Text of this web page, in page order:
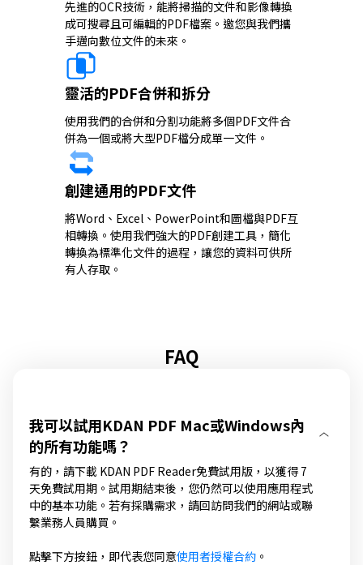
先進的OCR技術，能將掃描的文件和影像轉換
成可搜尋且可編輯的PDF檔案。邀您與我們攜
手邁向數位文件的未來。
靈活的PDF合併和拆分
使用我們的合併和分割功能將多個PDF文件合
併為一個或將大型PDF檔分成單一文件。
創建通用的PDF文件
將Word、Excel、PowerPoint和圖檔與PDF互
相轉換。使用我們強大的PDF創建工具，簡化
轉換為標準化文件的過程，讓您的資料可供所
有人存取。
FAQ
我可以試用KDAN PDF Mac或Windows內
的所有功能嗎？
有的，請下載 KDAN PDF Reader免費試用版，以獲得 7
天免費試用期。試用期結束後，您仍然可以使用應用程式
中的基本功能。若有採購需求，請回訪問我們的網站或聯
繫業務人員購買。
點擊下方按鈕，即代表您同意使用者授權合約 。